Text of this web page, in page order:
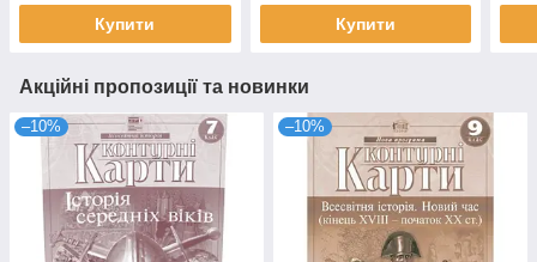
Купити Купити
Акційні пропозиції та новинки
–10% –10%